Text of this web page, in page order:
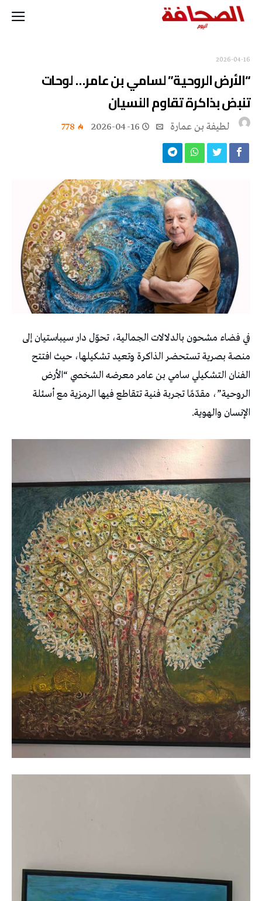
2026-04-16
“الأرض الروحية” لسامي بن عامر… لوحات
تنبض بذاكرة تقاوم النسيان
لطيفة بن عمارة 2026-04-16
778
في فضاء مشحون بالدلالات الجمالية، تحوّل دار سيباستيان إلى
منصة بصرية تستحضر الذاكرة وتعيد تشكيلها، حيث افتتح
الفنان التشكيلي سامي بن عامر معرضه الشخصي “الأرض
الروحية”، مقدّمًا تجربة فنية تتقاطع فيها الرمزية مع أسئلة
الإنسان والهوية.